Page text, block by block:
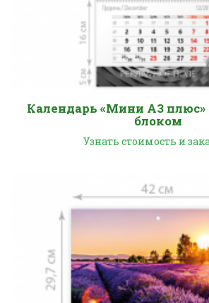
Календарь «Мини А3
блоком
Узнать стоимость и